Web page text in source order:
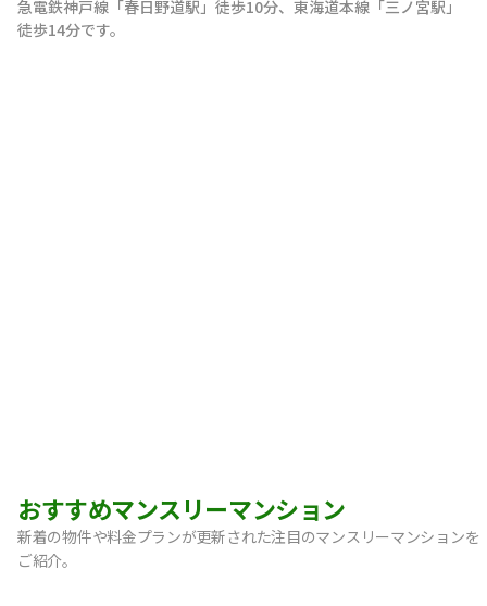
急電鉄神戸線 「春日野道駅 」 徒歩10分、 東海道本線 「三ノ宮駅 」
徒歩14分です。
おすすめマンスリーマンション
新着の物件や料金プランが更新された注目のマンスリーマンションを
ご紹介。